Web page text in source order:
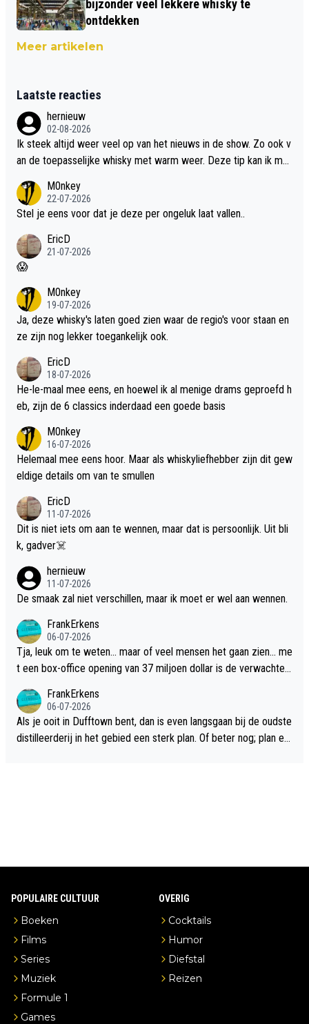
bijzonder veel lekkere whisky te
ontdekken
Meer artikelen
Laatste reacties
hernieuw
02-08-2026
Ik steek altijd weer veel op van het nieuws in de show. Zo ook v
an de toepasselijke whisky met warm weer. Deze tip kan ik met
M0nkey
22-07-2026
Stel je eens voor dat je deze per ongeluk laat vallen..
EricD
21-07-2026
😱
M0nkey
19-07-2026
Ja, deze whisky's laten goed zien waar de regio's voor staan en
ze zijn nog lekker toegankelijk ook.
EricD
18-07-2026
He-le-maal mee eens, en hoewel ik al menige drams geproefd h
eb, zijn de 6 classics inderdaad een goede basis
M0nkey
16-07-2026
Helemaal mee eens hoor. Maar als whiskyliefhebber zijn dit gew
eldige details om van te smullen
EricD
11-07-2026
Dit is niet iets om aan te wennen, maar dat is persoonlijk. Uit bli
k, gadver☠️
hernieuw
11-07-2026
De smaak zal niet verschillen, maar ik moet er wel aan wennen.
FrankErkens
06-07-2026
Tja, leuk om te weten... maar of veel mensen het gaan zien... me
t een box-office opening van 37 miljoen dollar is de verwachte
FrankErkens
06-07-2026
Als je ooit in Dufftown bent, dan is even langsgaan bij de oudste
distilleerderij in het gebied een sterk plan. Of beter nog; plan ee
POPULAIRE CULTUUR
Boeken
Films
Series
Muziek
Formule 1
Games
OVERIG
Cocktails
Humor
Diefstal
Reizen